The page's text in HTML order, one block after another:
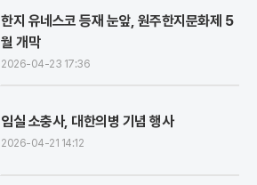
한지 유네스코 등재 눈앞, 원주한지문화제 5
월 개막
2026-04-23 17:36
임실 소충사, 대한의병 기념 행사
2026-04-21 14:12